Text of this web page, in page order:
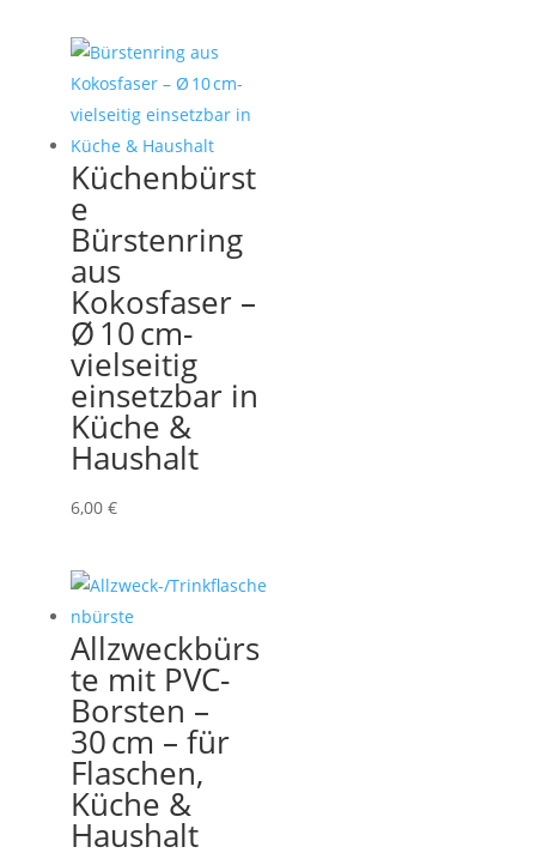
Küchenbürst
e
Bürstenring
aus
Kokosfaser –
Ø 10 cm-
vielseitig
einsetzbar in
Küche &
Haushalt
6,00 €
Allzweckbürs
te mit PVC-
Borsten –
30 cm – für
Flaschen,
Küche &
Haushalt